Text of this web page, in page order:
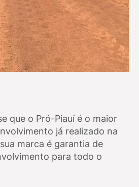
que o Pró-Piauí é o maior
já realizado na
marca é garantia de
para todo o